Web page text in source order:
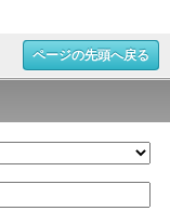
ページの先頭へ戻る